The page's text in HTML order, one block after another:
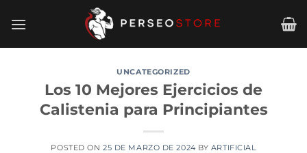
UNCATEGORIZED
Los 10 Mejores Ejercicios de
Calistenia para Principiantes
POSTED ON25 DE MARZO DE 2024 BY ARTIFICIAL